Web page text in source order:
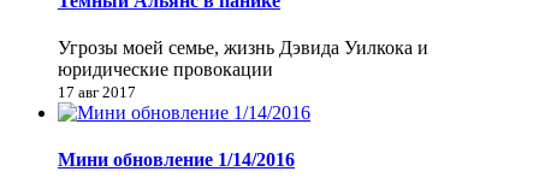
Угрозы моей семье, жизнь Дэвида Уилкока и
юридические провокации
17 авг 2017
Мини обновление 1/14/2016